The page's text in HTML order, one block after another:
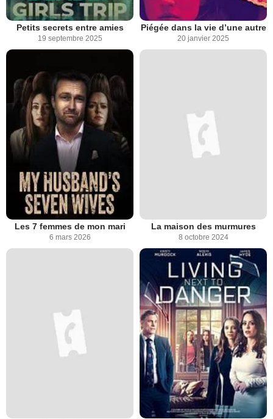
Petits secrets entre amies
19 septembre 2025
Piégée dans la vie d’une autre
20 janvier 2025
Les 7 femmes de mon mari
6 mars 2026
La maison des murmures
8 octobre 2024